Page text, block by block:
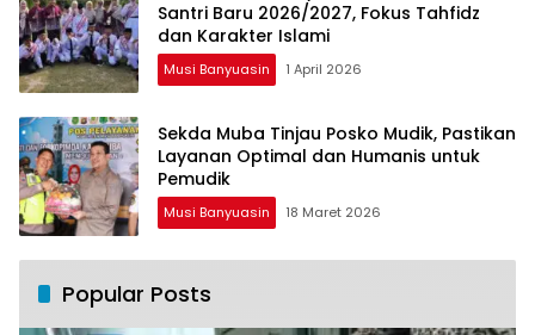
Santri Baru 2026/2027, Fokus Tahfidz
dan Karakter Islami
Musi Banyuasin 1 April 2026
Sekda Muba Tinjau Posko Mudik, Pastikan
Layanan Optimal dan Humanis untuk
Pemudik
Musi Banyuasin 18 Maret 2026
Popular Posts